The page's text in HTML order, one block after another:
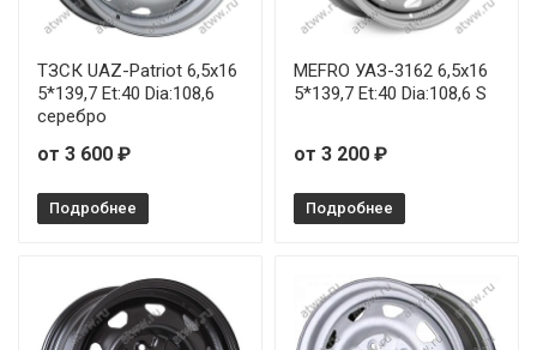
ТЗСК UAZ-Patriot 6,5x16
5*139,7 Et:40 Dia:108,6
серебро
от 3 600 ₽
Подробнее
MEFRO УАЗ-3162 6,5x16
5*139,7 Et:40 Dia:108,6 S
от 3 200 ₽
Подробнее